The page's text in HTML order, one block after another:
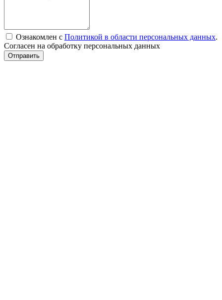
Ознакомлен с Политикой в области персональных данных.
Согласен на обработку персональных данных
Отправить